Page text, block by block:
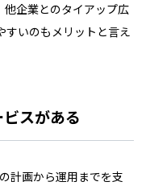
企業とのタイアップ広
すいのもメリットと言え
スがある
計画から運用までを支